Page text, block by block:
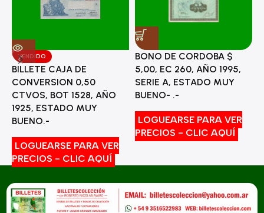
VENDIDO
BILLETE CAJA DE
CONVERSION 0,50
CTVOS, BOT 1528, AÑO
1925, ESTADO MUY
BUENO.-
LOGUEARSE PARA VER
PRECIOS - CLIC AQUÍ
BONO DE CORDOBA $
5,00, EC 260, AÑO 1995,
SERIE A, ESTADO MUY
BUENO- .-
LOGUEARSE PARA VER
PRECIOS - CLIC AQUÍ